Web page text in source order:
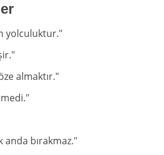
yolculuktur."
almaktır."
anda bırakmaz."